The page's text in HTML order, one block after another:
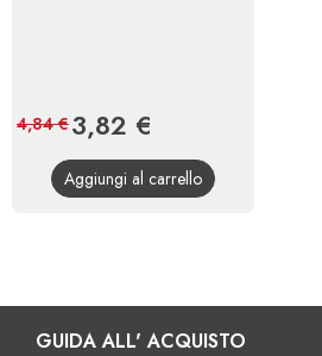
Prezzo
3,82 €
base
4,84 €
Aggiungi al carrello
GUIDA ALL' ACQUISTO